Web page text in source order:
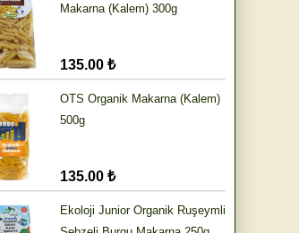
Makarna (Kalem) 300g
135.00 ₺
OTS Organik Makarna (Kalem)
500g
135.00 ₺
Ekoloji Junior Organik Ruşeymli